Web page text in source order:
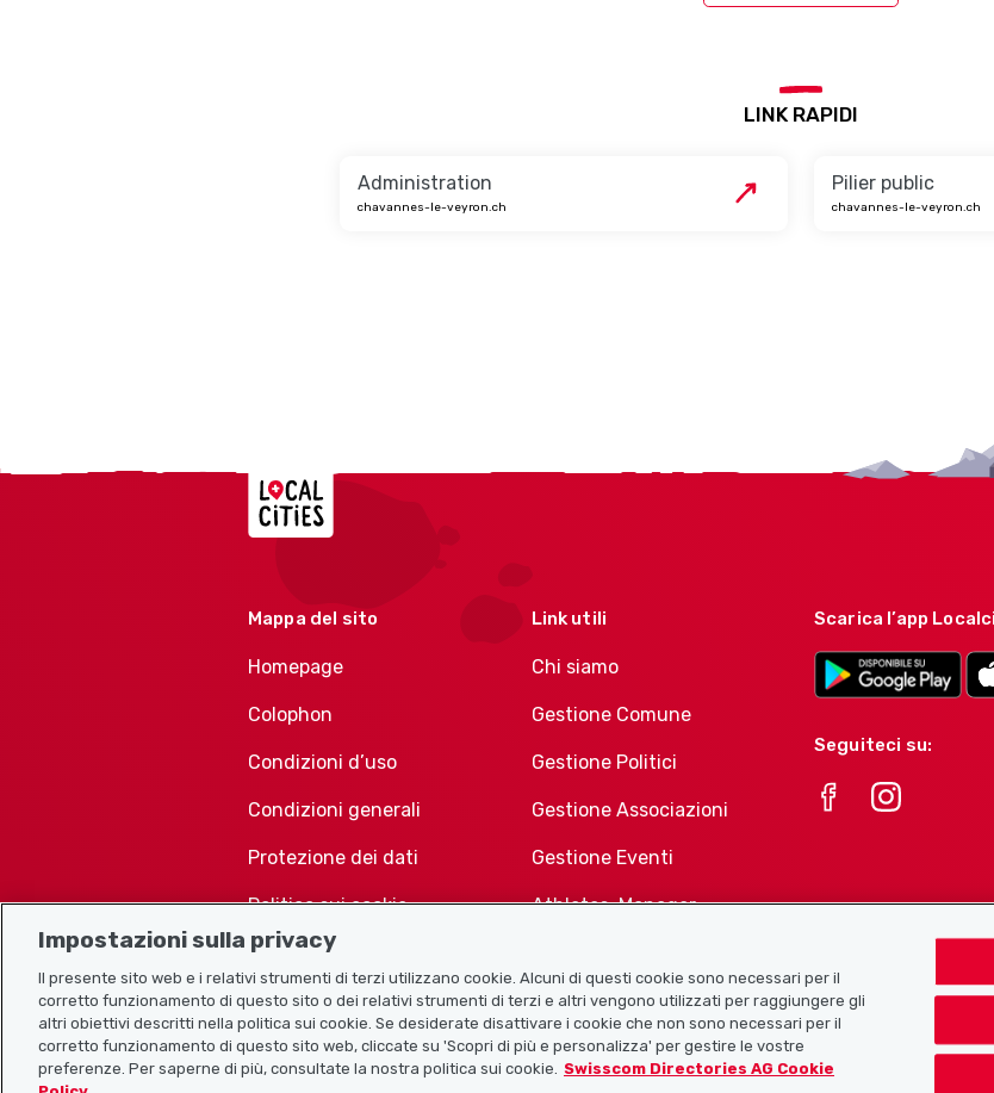
LINK RAPIDI
Administration
chavannes-le-veyron.ch
Pilier public
chavannes-le-veyron.ch
Localcities
Mappa del sito
Homepage
Colophon
Condizioni d’uso
Condizioni generali
Protezione dei dati
Politica sui cookie
Link utili
Chi siamo
Gestione Comune
Gestione Politici
Gestione Associazioni
Gestione Eventi
Athletes-Manager
Associazioni
Scarica l’app
Seguiteci su:
Impostazioni sulla privacy
Il presente sito web e i relativi strumenti di terzi utilizzano cookie. Alcuni di questi cookie sono necessari per il
corretto funzionamento di questo sito o dei relativi strumenti di terzi e altri vengono utilizzati per raggiungere gli
altri obiettivi descritti nella politica sui cookie. Se desiderate disattivare i cookie che non sono necessari per il
corretto funzionamento di questo sito web, cliccate su 'Scopri di più e personalizza' per gestire le vostre
preferenze. Per saperne di più, consultate la nostra politica sui cookie. Swisscom Directories AG Cookie